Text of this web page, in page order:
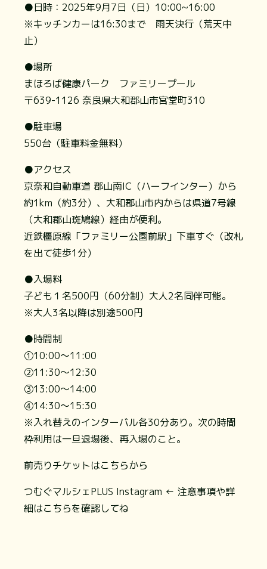
●日時：2025年9月7日（日）10:00~16:00
※キッチンカーは16:30まで 雨天決行（荒天中
止）
●場所
まほろば健康パーク ファミリープール
〒639-1126 奈良県大和郡山市宮堂町310
●駐車場
550台（駐車料金無料）
●アクセス
京奈和自動車道 郡山南IC（ハーフインター）から
約1km（約3分）、大和郡山市内からは県道7号線
（大和郡山斑鳩線）経由が便利。
近鉄橿原線「ファミリー公園前駅」下車すぐ（改札
を出て徒歩1分）
●入場料
子ども１名500円（60分制）大人2名同伴可能。
※大人3名以降は別途500円
●時間制
①10:00～11:00
②11:30～12:30
③13:00～14:00
④14:30～15:30
※入れ替えのインターバル各30分あり。次の時間
枠利用は一旦退場後、再入場のこと。
前売りチケットはこちらから
つむぐマルシェPLUS Instagram ← 注意事項や詳
細はこちらを確認してね